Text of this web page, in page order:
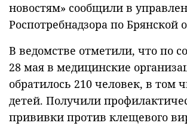
новостям» сообщили в
Роспотребнадзора по Брянской
В ведомстве отметили, что по
28 мая в медицинские
обратилось 210 человек, в том
детей. Получили
прививки против клещевого